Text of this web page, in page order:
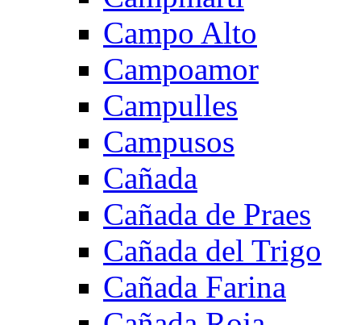
Campo Alto
Campoamor
Campulles
Campusos
Cañada
Cañada de Praes
Cañada del Trigo
Cañada Farina